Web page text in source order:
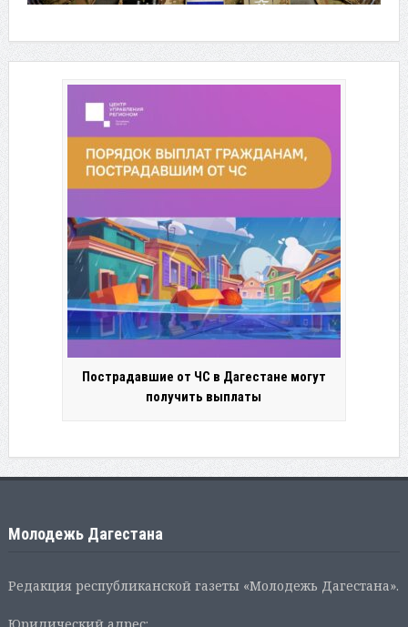
Пострадавшие от ЧС в Дагестане могут
получить выплаты
Молодежь Дагестана
Редакция республиканской газеты «Молодежь Дагестана».